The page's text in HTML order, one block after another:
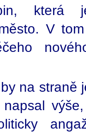
V
na straně